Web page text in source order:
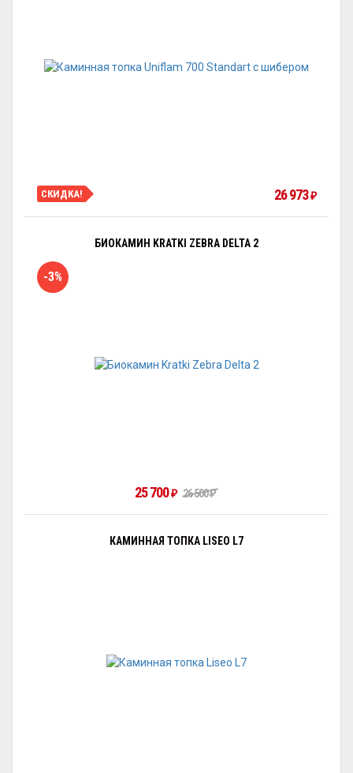
СКИДКА! 26 973 ₽
БИОКАМИН KRATKI ZEBRA DELTA 2
-3%
25 700 ₽ 26 500₽
КАМИННАЯ ТОПКА LISEO L7